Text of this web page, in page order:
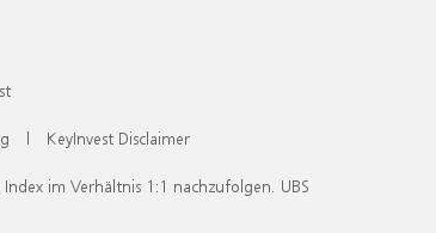
| KeyInvest Disclaimer
im Verhältnis 1:1 nachzufolgen. UBS